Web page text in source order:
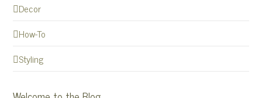
Decor
How-To
Styling